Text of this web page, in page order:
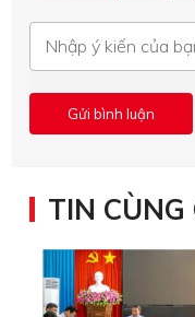
TIN CÙNG